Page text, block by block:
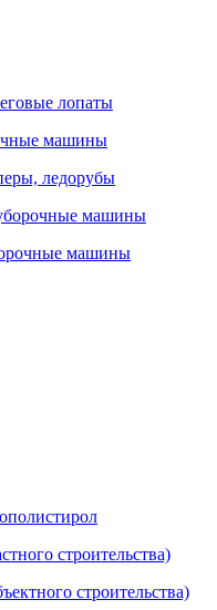
лопаты
машины
ледорубы
машины
машины
строительства)
строительства)